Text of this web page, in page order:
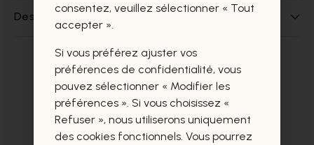
Des questions sur ce produit?
Ces produits vous intéresseront
certainement aussi.
consentez, veuillez sélectionner « Tout
accepter ».
Si vous préférez ajuster vos
préférences de confidentialité, vous
pouvez sélectionner « Modifier les
préférences ». Si vous choisissez «
Refuser », nous utiliserons uniquement
des cookies fonctionnels. Vous pourrez